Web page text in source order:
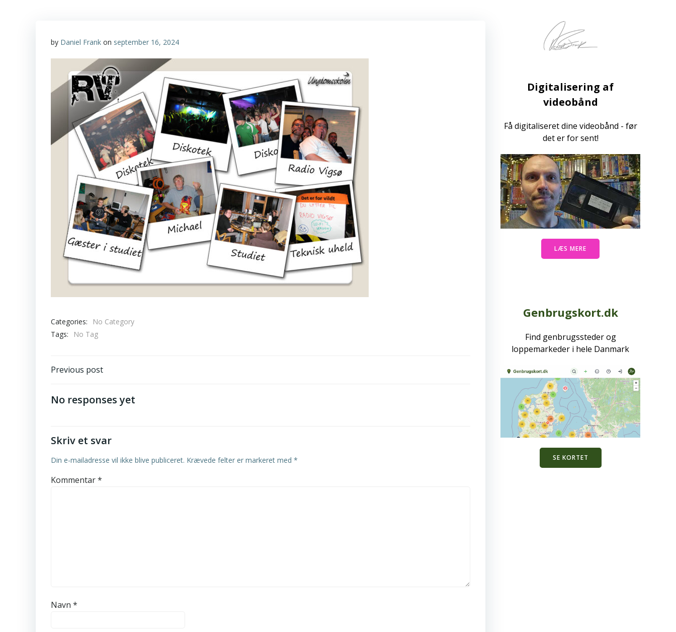
by Daniel Frank on september 16, 2024
Categories:
No Category
Tags:
No Tag
Post
navigation
Previous post
No responses yet
Skriv et svar
Din e-mailadresse vil ikke blive publiceret. Krævede felter er markeret med *
Kommentar*
Navn *
Digitalisering af
videobånd
Få digitaliseret dine videobånd - før
det er for sent!
LÆS MERE
Genbrugskort.dk
Find genbrugssteder og
loppemarkeder i hele Danmark
SE KORTET